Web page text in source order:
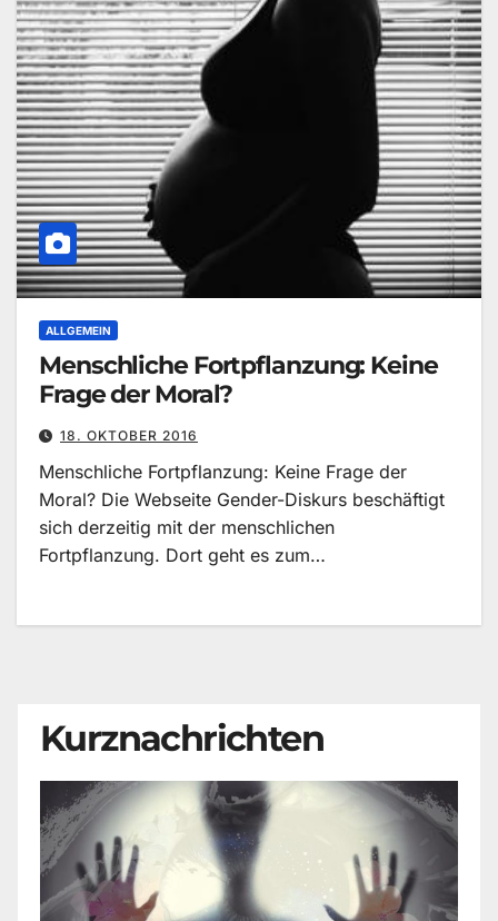
ALLGEMEIN
Menschliche Fortpflanzung: Keine
Frage der Moral?
18. OKTOBER 2016
Menschliche Fortpflanzung: Keine Frage der
Moral? Die Webseite Gender-Diskurs beschäftigt
sich derzeitig mit der menschlichen
Fortpflanzung. Dort geht es zum…
Kurznachrichten